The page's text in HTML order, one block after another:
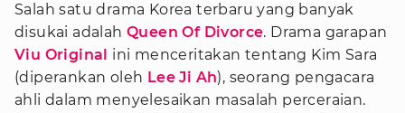
Salah satu drama Korea terbaru yang banyak
disukai adalahQueen Of Divorce. Drama garapan
Viu Original ini menceritakan tentang Kim Sara
(diperankan oleh Lee Ji Ah), seorang pengacara
ahli dalam menyelesaikan masalah perceraian.